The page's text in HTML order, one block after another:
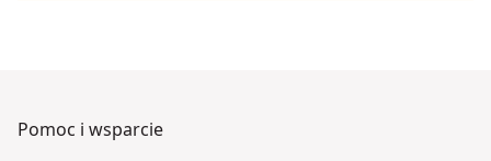
Pomoc i wsparcie